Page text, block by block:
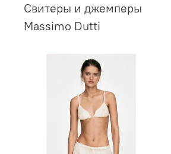
Свитеры и джемперы
Massimo Dutti